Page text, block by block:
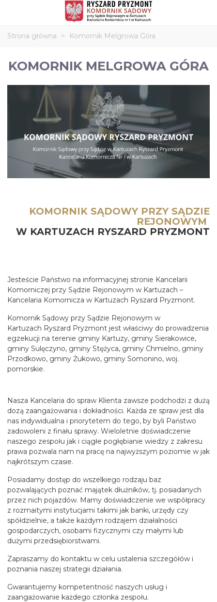
Strona główna > Komornik Melgrowa Góra
KOMORNIK MELGROWA GÓRA
KOMORNIK SĄDOWY PRZY SĄDZIE
REJONOWYM
W KARTUZACH RYSZARD PRYZMONT
Jesteście Państwo na informacyjnej stronie Kancelarii
Komorniczej przy Sądzie Rejonowym w Kartuzach –
Kancelaria Komornicza w Kartuzach Ryszard Pryzmont.
Komornik Sądowy przy Sądzie Rejonowym w
Kartuzach Ryszard Pryzmont jest właściwy do prowadzenia
egzekucji na terenie gminy Kartuzy, gminy Sierakowice,
gminy Sulęczyno, gminy Stężyca, gminy Chmielno, gminy
Przodkowo, gminy Żukowo, gminy Somonino, woj.
pomorskie.
Nasza Kancelaria do spraw Klienta zawsze podchodzi z dużą
dozą zaangażowania i dokładności. Każda ze spraw jest dla
nas indywidualna i priorytetem do tego, by byli Państwo
zadowoleni z finału sprawy. Wieloletnie doświadczenie
naszego zespołu jak i ciągłe pogłębianie wiedzy z zakresu
prawa pozwala nam na pracę na najwyższym poziomie w jak
najkrótszym czasie.
Posiadamy dostęp do wszelkiego rodzaju baz
pozwalających poznać majątek dłużników, tj. posiadanych
przez nich pojazdów. Mamy doświadczenie we współpracy
z rozmaitymi instytucjami takimi jak banki, urzędy czy
spółdzielnie, a także każdym rodzajem działalności
gospodarczych, osobami fizycznymi czy małymi lub
dużymi przedsiębiorstwami.
Zapraszamy do kontaktu w celu ustalenia szczegółów i
poznania naszej strategii działania.
Gwarantujemy kompetentność naszych usług i
zaangażowanie każdego członka zespołu.